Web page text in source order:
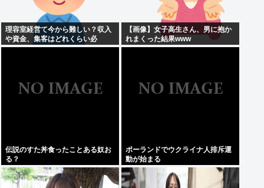
理容室経営て今から難しい？収入
や資金、集客はどれくらい必
要？？
【画像】女子高生さん、男に抱か
れまくった結果www
伝説のすた丼食ったことある奴お
る？
ポーランドでウクライナ人排斥運
動が始まる